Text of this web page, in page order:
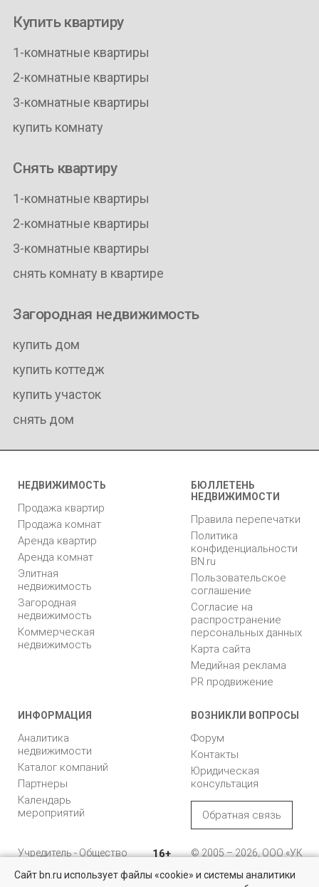
Купить квартиру
1-комнатные квартиры
2-комнатные квартиры
3-комнатные квартиры
купить комнату
Снять квартиру
1-комнатные квартиры
2-комнатные квартиры
3-комнатные квартиры
снять комнату в квартире
Загородная недвижимость
купить дом
купить коттедж
купить участок
снять дом
НЕДВИЖИМОСТЬ
Продажа квартир
Продажа комнат
Аренда квартир
Аренда комнат
Элитная
недвижимость
Загородная
недвижимость
Коммерческая
недвижимость
БЮЛЛЕТЕНЬ
НЕДВИЖИМОСТИ
Правила перепечатки
Политика
конфиденциальности
BN.ru
Пользовательское
соглашение
Согласие на
распространение
персональных данных
Карта сайта
Медийная реклама
PR продвижение
ИНФОРМАЦИЯ
Аналитика
недвижимости
Каталог компаний
Партнеры
Календарь
мероприятий
ВОЗНИКЛИ ВОПРОСЫ
Форум
Контакты
Юридическая
консультация
Обратная связь
Учредитель - Общество
ответственностью
16+
© 2005 – 2026, ООО «УК
Сайт bn.ru использует файлы «cookie» и системы аналитики